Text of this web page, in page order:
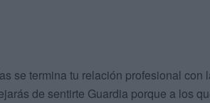
se termina tu relación profesional
de sentirte Guardia porque a los